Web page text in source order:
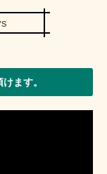
正について
ます。